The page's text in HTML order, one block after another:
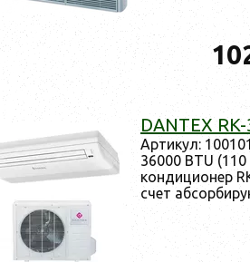
DANTEX
Ар­ти­кул:
36000 BTU (110
кон­ди­ци­онер
счет